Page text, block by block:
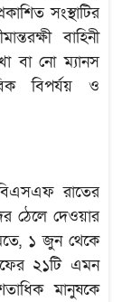
সংস্থাটির
বাহিনী
বা নো ম্যানস
বিপর্যয় ও
রাতের
ঠেলে দেওয়ার
১ জুন থেকে
২১টি এমন
মানুষকে